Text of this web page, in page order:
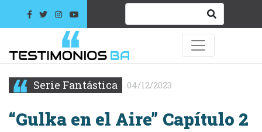
Serie Fantástica 04/12/2023
“Gulka en el Aire” Capítulo 2